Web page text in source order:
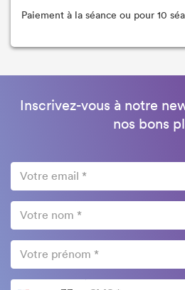
Paiement à la séance ou pour 10
Inscrivez-vous à notre
nos bons